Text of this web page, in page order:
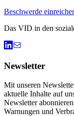
Beschwerde
Das VID in den
Newsletter
Mit unseren
aktuelle Inhalte auf
Newsletter
Warnungen und